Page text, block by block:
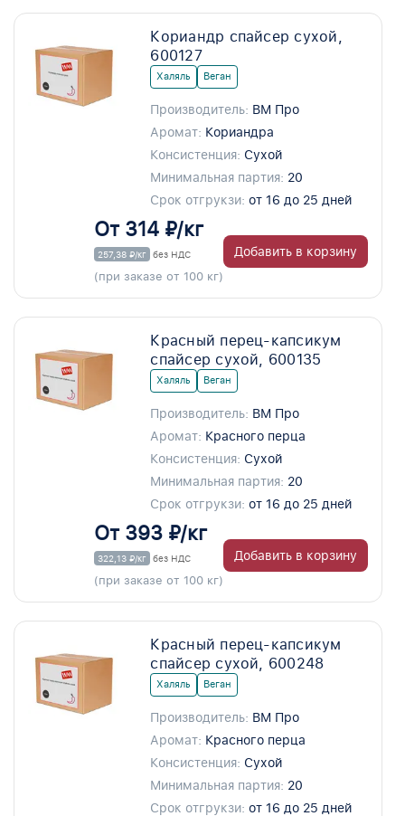
Кориандр спайсер сухой,
600127
Халяль Веган
Производитель: ВМ Про
Аромат: Кориандра
Консистенция: Сухой
Минимальная партия: 20
Срок отгрукзи: от 16 до 25 дней
От 314 ₽/кг
257,38 ₽/кг без НДС
(при заказе от 100 кг)
Добавить в корзину
Красный перец-капсикум
спайсер сухой, 600135
Халяль Веган
Производитель: ВМ Про
Аромат: Красного перца
Консистенция: Сухой
Минимальная партия: 20
Срок отгрукзи: от 16 до 25 дней
От 393 ₽/кг
322,13 ₽/кг без НДС
(при заказе от 100 кг)
Добавить в корзину
Красный перец-капсикум
спайсер сухой, 600248
Халяль Веган
Производитель: ВМ Про
Аромат: Красного перца
Консистенция: Сухой
Минимальная партия: 20
Срок отгрукзи: от 16 до 25 дней